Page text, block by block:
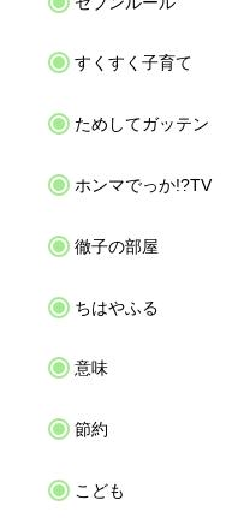
すくすく子育て
ためしてガッテン
ホンマでっか!?TV
徹子の部屋
ちはやふる
意味
節約
こども